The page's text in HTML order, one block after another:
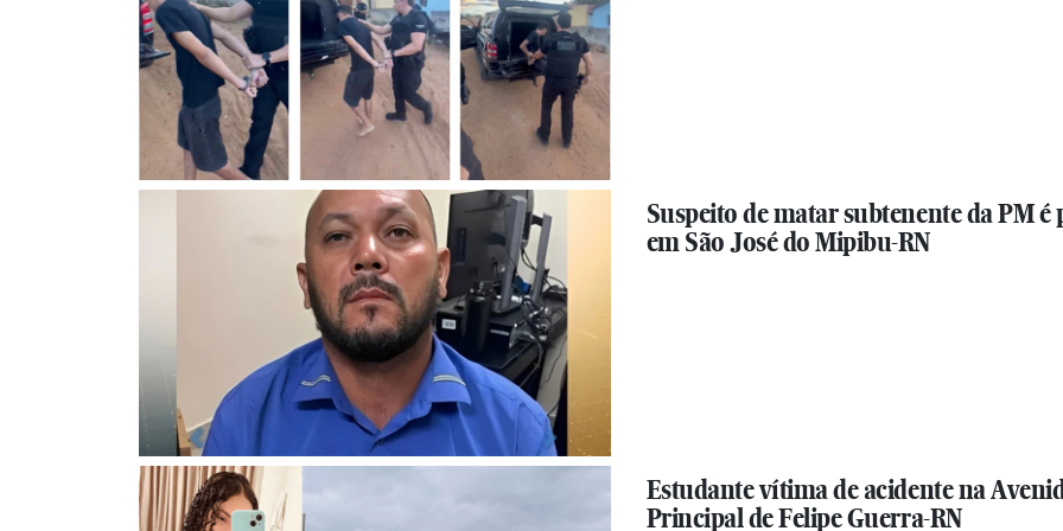
Suspeito de matar subtenente da PM é
em São José do Mipibu-RN
Estudante vítima de acidente na
Principal de Felipe Guerra-RN